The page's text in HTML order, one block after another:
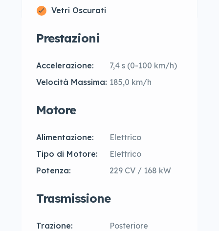
Vetri Oscurati
Prestazioni
Accelerazione:
7,4 s (0-100 km/h)
Velocità Massima: 185,0 km/h
Motore
Alimentazione:
Elettrico
Tipo di Motore:
Elettrico
Potenza:
229 CV / 168 kW
Trasmissione
Trazione:
Posteriore